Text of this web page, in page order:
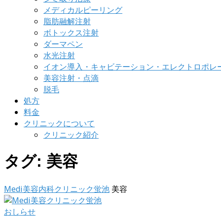
メディカルピーリング
脂肪融解注射
ボトックス注射
ダーマペン
水光注射
イオン導入・キャビテーション・エレクトロポレ
美容注射・点滴
脱毛
処方
料金
クリニックについて
クリニック紹介
タグ: 美容
Medi美容内科クリニック蛍池 美容
おしらせ